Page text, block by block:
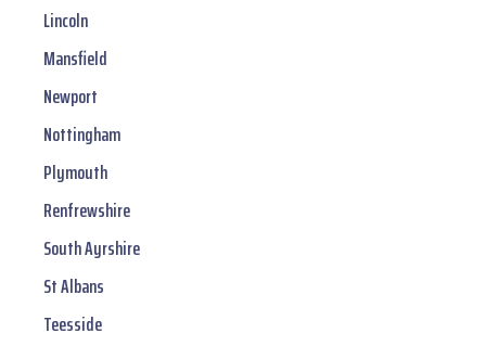
Lincoln
Mansfield
Newport
Nottingham
Plymouth
Renfrewshire
South Ayrshire
St Albans
Teesside